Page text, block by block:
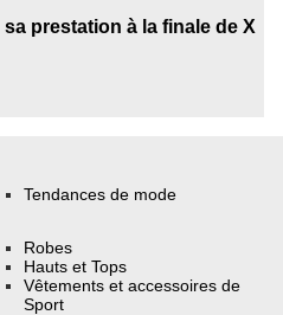
prestation à la finale de X
Tendances de mode
Robes
Hauts et Tops
Vêtements et accessoires de
Sport